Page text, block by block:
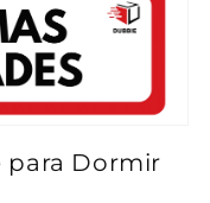
para Dormir